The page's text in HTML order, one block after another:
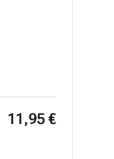
11 ,95 €